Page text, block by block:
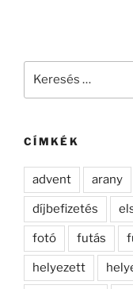
CÍMKÉK
advent arany
díjbefizetés
fotó futás
helyezett